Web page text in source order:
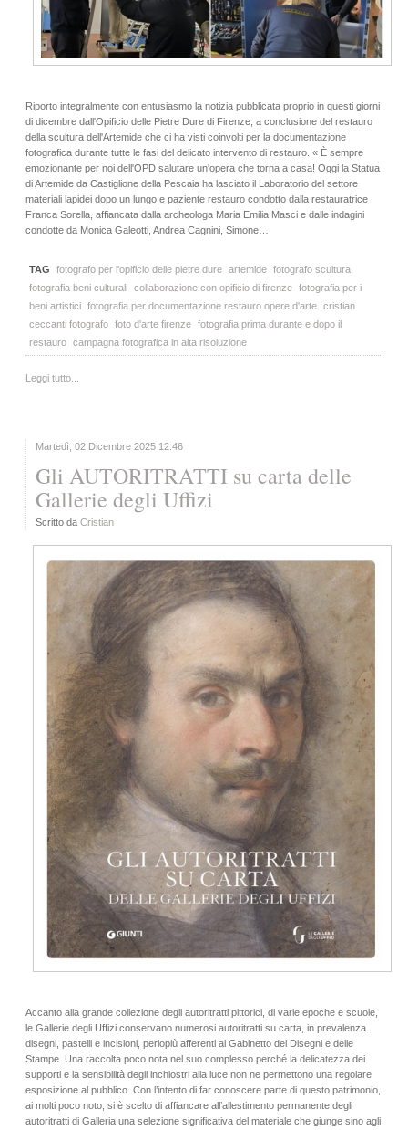
Riporto integralmente con entusiasmo la notizia pubblicata proprio in questi giorni
di dicembre dall'Opificio delle Pietre Dure di Firenze, a conclusione del restauro
della scultura dell'Artemide che ci ha visti coinvolti per la documentazione
fotografica durante tutte le fasi del delicato intervento di restauro. « È sempre
emozionante per noi dell'OPD salutare un'opera che torna a casa! Oggi la Statua
di Artemide da Castiglione della Pescaia ha lasciato il Laboratorio del settore
materiali lapidei dopo un lungo e paziente restauro condotto dalla restauratrice
Franca Sorella, affiancata dalla archeologa Maria Emilia Masci e dalle indagini
condotte da Monica Galeotti, Andrea Cagnini, Simone…
TAG fotografo per l'opificio delle pietre dure artemide fotografo scultura
fotografia beni culturali collaborazione con opificio di firenze fotografia per i
beni artistici fotografia per documentazione restauro opere d'arte cristian
ceccanti fotografo foto d'arte firenze fotografia prima durante e dopo il
restauro campagna fotografica in alta risoluzione
Leggi tutto...
Martedì, 02 Dicembre 2025 12:46
Gli AUTORITRATTI su carta delle
Gallerie degli Uffizi
Scritto da Cristian
Accanto alla grande collezione degli autoritratti pittorici, di varie epoche e scuole,
le Gallerie degli Uffizi conservano numerosi autoritratti su carta, in prevalenza
disegni, pastelli e incisioni, perlopiù afferenti al Gabinetto dei Disegni e delle
Stampe. Una raccolta poco nota nel suo complesso perché la delicatezza dei
supporti e la sensibilità degli inchiostri alla luce non ne permettono una regolare
esposizione al pubblico. Con l’intento di far conoscere parte di questo patrimonio,
ai molti poco noto, si è scelto di affiancare all’allestimento permanente degli
autoritratti di Galleria una selezione significativa del materiale che giunge sino agli